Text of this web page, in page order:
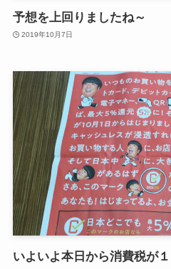
予想を上回りましたね～
2019年10月7日
いよいよ本日から消費税が